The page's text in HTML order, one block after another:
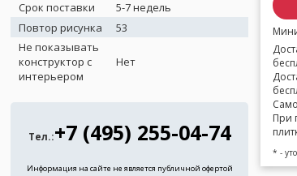
Срок поставки
5-7 недель
Повтор рисунка
53
Не показывать
конструктор с
интерьером
Нет
Тел.:+7 (495) 255-04-74
Информация на сайте не является публичной офертой
При
* -